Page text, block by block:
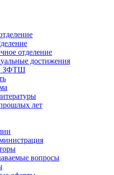
отделение
достижения
ЗФТШ
лет
вопросы